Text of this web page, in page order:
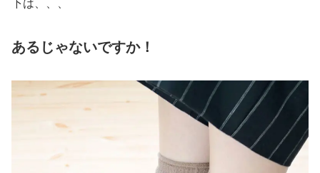
下は、、、
あるじゃないですか！